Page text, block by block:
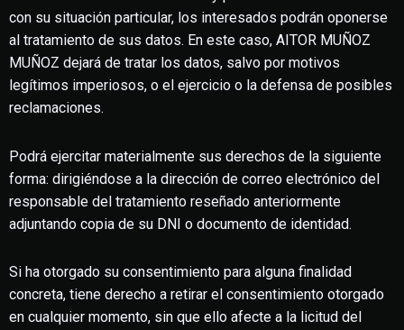
con su situación particular, los interesados podrán oponerse
al tratamiento de sus datos. En este caso, AITOR MUÑOZ
MUÑOZ dejará de tratar los datos, salvo por motivos
legítimos imperiosos, o el ejercicio o la defensa de posibles
reclamaciones.
Podrá ejercitar materialmente sus derechos de la siguiente
forma: dirigiéndose a la dirección de correo electrónico del
responsable del tratamiento reseñado anteriormente
adjuntando copia de su DNI o documento de identidad.
Si ha otorgado su consentimiento para alguna finalidad
concreta, tiene derecho a retirar el consentimiento otorgado
en cualquier momento, sin que ello afecte a la licitud del